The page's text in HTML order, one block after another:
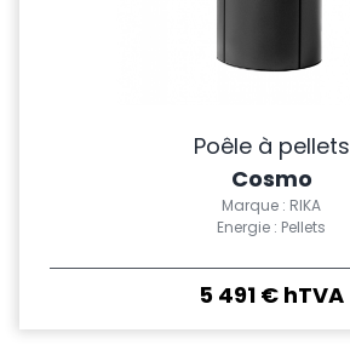
Poêle à pellets
Cosmo
Marque : RIKA
Energie : Pellets
5 491 € hTVA